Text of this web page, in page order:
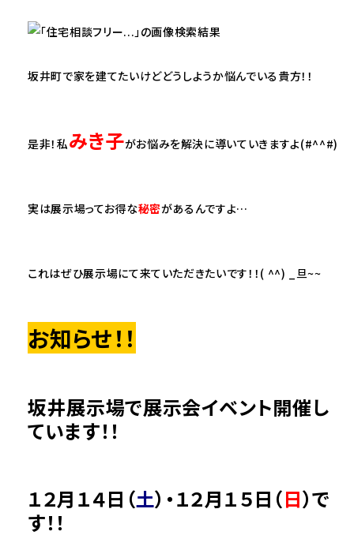
坂井町で家を建てたいけどどうしようか悩んでいる貴方！！
是非！私みき子がお悩みを解決に導いていきますよ(#^^#)
実は展示場ってお得な秘密があるんですよ…
これはぜひ展示場にて来ていただきたいです！！( ^^) _旦~~
お知らせ！！
坂井展示場で展示会イベント開催し
ています！！
１２月１４日（土）・１２月１５日（日）で
す！！